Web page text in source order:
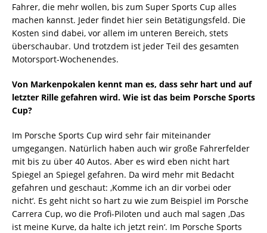
Fahrer, die mehr wollen, bis zum Super Sports Cup alles
machen kannst. Jeder findet hier sein Betätigungsfeld. Die
Kosten sind dabei, vor allem im unteren Bereich, stets
überschaubar. Und trotzdem ist jeder Teil des gesamten
Motorsport-Wochenendes.
Von Markenpokalen kennt man es, dass sehr hart und auf
letzter Rille gefahren wird. Wie ist das beim Porsche Sports
Cup?
Im Porsche Sports Cup wird sehr fair miteinander
umgegangen. Natürlich haben auch wir große Fahrerfelder
mit bis zu über 40 Autos. Aber es wird eben nicht hart
Spiegel an Spiegel gefahren. Da wird mehr mit Bedacht
gefahren und geschaut: ‚Komme ich an dir vorbei oder
nicht‘. Es geht nicht so hart zu wie zum Beispiel im Porsche
Carrera Cup, wo die Profi-Piloten und auch mal sagen ‚Das
ist meine Kurve, da halte ich jetzt rein‘. Im Porsche Sports